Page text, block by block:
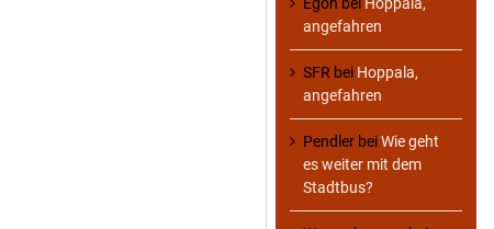
angefahren
SFR bei Hoppala,
angefahren
Pendler beiWie geht
es weiter mit dem
Stadtbus?